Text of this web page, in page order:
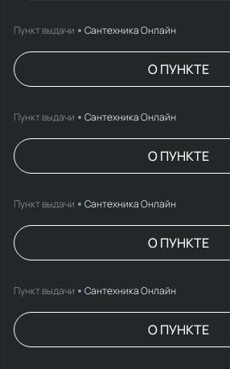
Пункт выдачи Сантехника Онлайн
О ПУНКТЕ
Пункт выдачи Сантехника Онлайн
О ПУНКТЕ
Пункт выдачи Сантехника Онлайн
О ПУНКТЕ
Пункт выдачи Сантехника Онлайн
О ПУНКТЕ